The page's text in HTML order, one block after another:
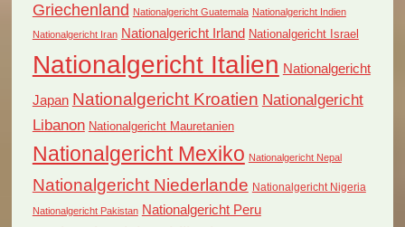
Griechenland Nationalgericht Guatemala Nationalgericht Indien
Nationalgericht Iran Nationalgericht Irland Nationalgericht Israel
Nationalgericht Italien Nationalgericht
Japan Nationalgericht Kroatien Nationalgericht
Libanon Nationalgericht Mauretanien
Nationalgericht Mexiko Nationalgericht Nepal
Nationalgericht Niederlande Nationalgericht Nigeria
Nationalgericht Pakistan Nationalgericht Peru